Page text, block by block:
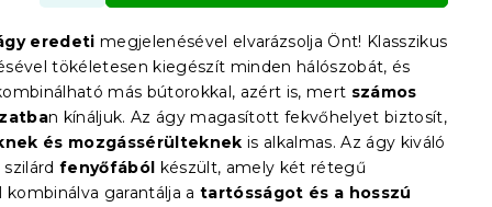
eredeti megjelenésével elvarázsolja Önt! Klasszikus
tökéletesen kiegészít minden hálószobát, és
más bútorokkal, azért is, mert számos
n kínáljuk. Az ágy magasított fekvőhelyet biztosít,
és mozgássérülteknek is alkalmas. Az ágy kiváló
szilárdfenyőfából készült, amely két rétegű
kombinálva garantálja atartósságot és a hosszú